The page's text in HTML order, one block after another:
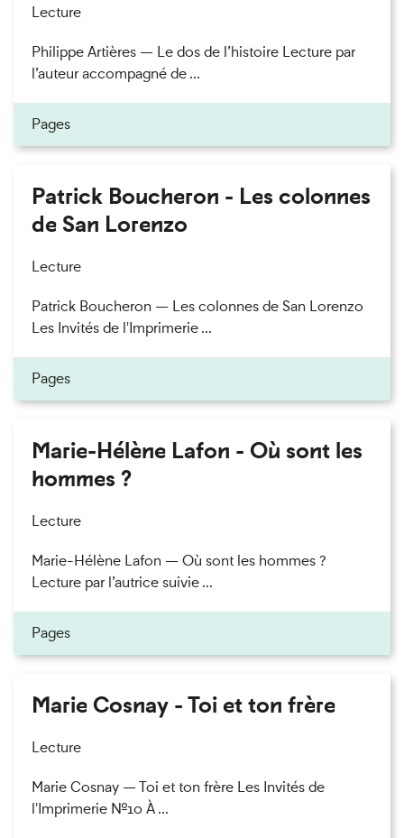
Lecture
Philippe Artières — Le dos de l’histoire Lecture par
l’auteur accompagné de ...
Pages
Patrick Boucheron - Les colonnes
de San Lorenzo
Lecture
Patrick Boucheron — Les colonnes de San Lorenzo
Les Invités de l'Imprimerie ...
Pages
Marie-Hélène Lafon - Où sont les
hommes ?
Lecture
Marie-Hélène Lafon — Où sont les hommes ?
Lecture par l’autrice suivie ...
Pages
Marie Cosnay - Toi et ton frère
Lecture
Marie Cosnay — Toi et ton frère Les Invités de
l'Imprimerie n°10 À ...